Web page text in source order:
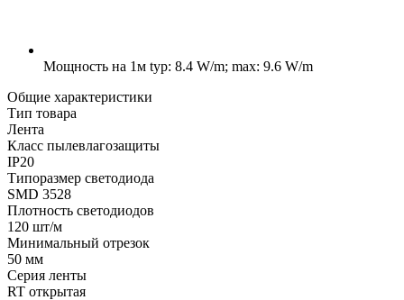
Мощность на 1м typ: 8.4 W/m; max: 9.6 W/m
Общие характеристики
Тип товара
Лента
Класс пылевлагозащиты
IP20
Типоразмер светодиода
SMD 3528
Плотность светодиодов
120 шт/м
Минимальный отрезок
50 мм
Серия ленты
RT открытая